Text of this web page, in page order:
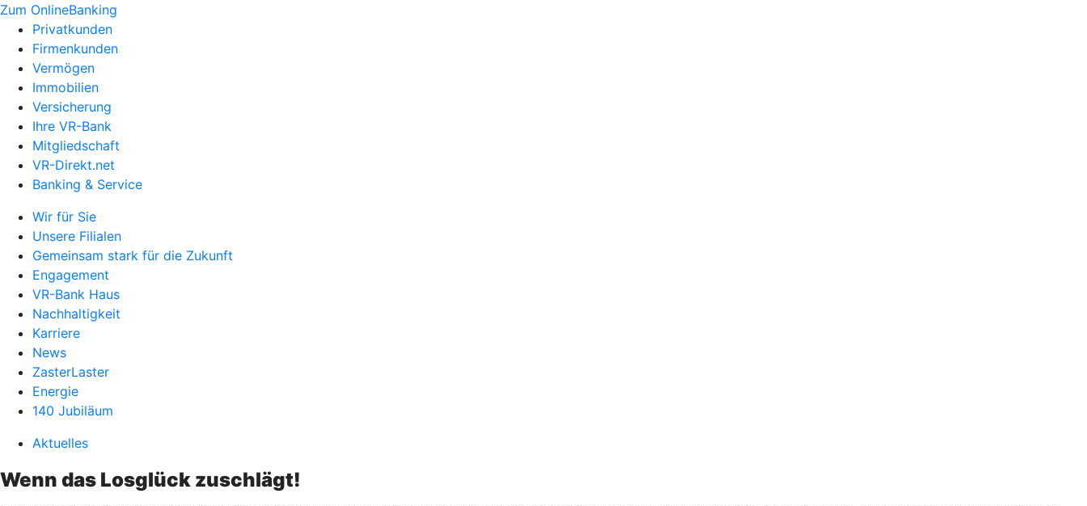
Zum OnlineBanking
Privatkunden
Firmenkunden
Vermögen
Immobilien
Versicherung
Ihre VR-Bank
Mitgliedschaft
VR-Direkt.net
Banking & Service
Wir für Sie
Unsere Filialen
Gemeinsam stark für die Zukunft
Engagement
VR-Bank Haus
Nachhaltigkeit
Karriere
News
ZasterLaster
Energie
140 Jubiläum
Aktuelles
Wenn das Losglück zuschlägt!